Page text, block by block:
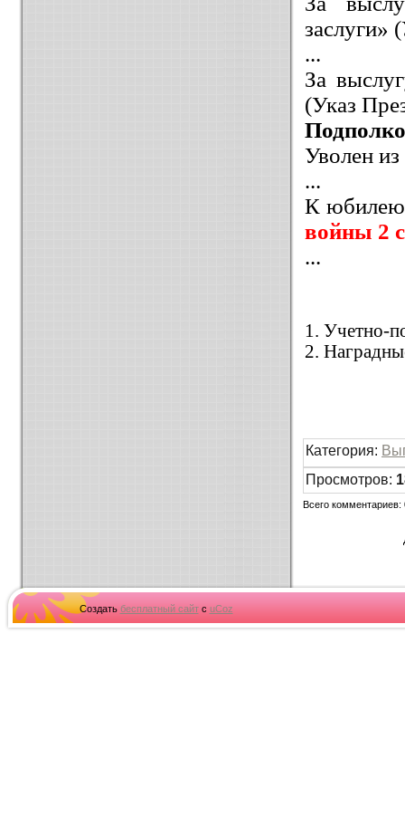
заслуги»
...
За
(Указ
Уволен
...
К юбилею
войны 2
...
1. Учетно-
2.
Категория:
Просмотров:
Всего комментариев:
Создать бесплатный сайтс uCoz